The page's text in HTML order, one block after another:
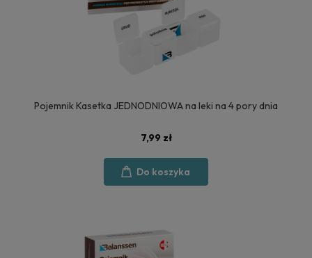
Pojemnik Kasetka JEDNODNIOWA na leki na 4 pory dnia
7,99 zł
Do koszyka